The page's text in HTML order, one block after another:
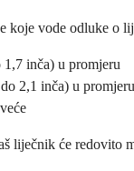
koje vode odluke o
inča) u promjeru
2,1 inča) u promjeru
liječnik će